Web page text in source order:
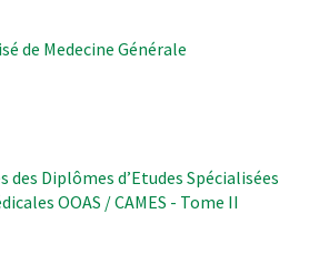
de Medecine Générale
des Diplômes d’Etudes Spécialisées
OOAS / CAMES - Tome II